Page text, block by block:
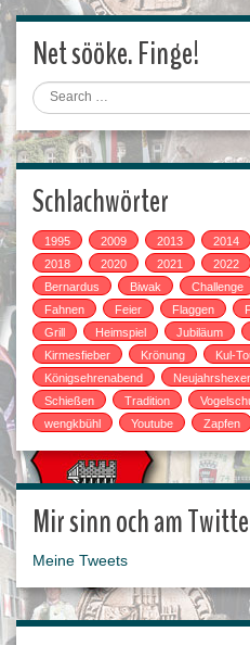
Net sööke. Finge!
Search
Schlachwörter
1995 2009 2013 2014
2018
2020 2021 2022
Bernardus
Biwak Challenge
Fahnen
Feier Flaggen
Grill
Heimspiel Jubiläum
Kirmesfieber
Krönung Kul-
Königsehrenabend
Schießen
Tradition
wengkbühl
Youtube Zapfen
Mir sinn och am
Meine Tweets